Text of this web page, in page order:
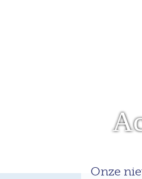
Onze